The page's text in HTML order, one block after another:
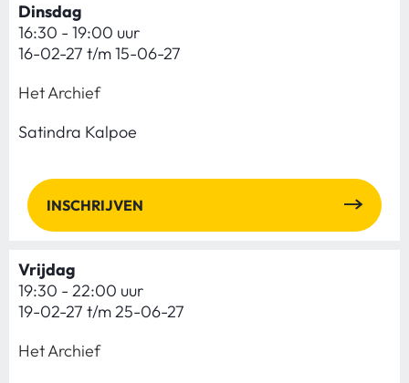
Dinsdag
16:30 - 19:00 uur
16-02-27 t/m 15-06-27
Het Archief
Satindra Kalpoe
INSCHRIJVEN
Vrijdag
19:30 - 22:00 uur
19-02-27 t/m 25-06-27
Het Archief